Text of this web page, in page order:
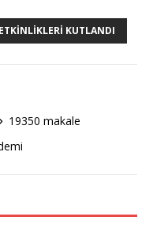
KUTLANDI
19350 makale